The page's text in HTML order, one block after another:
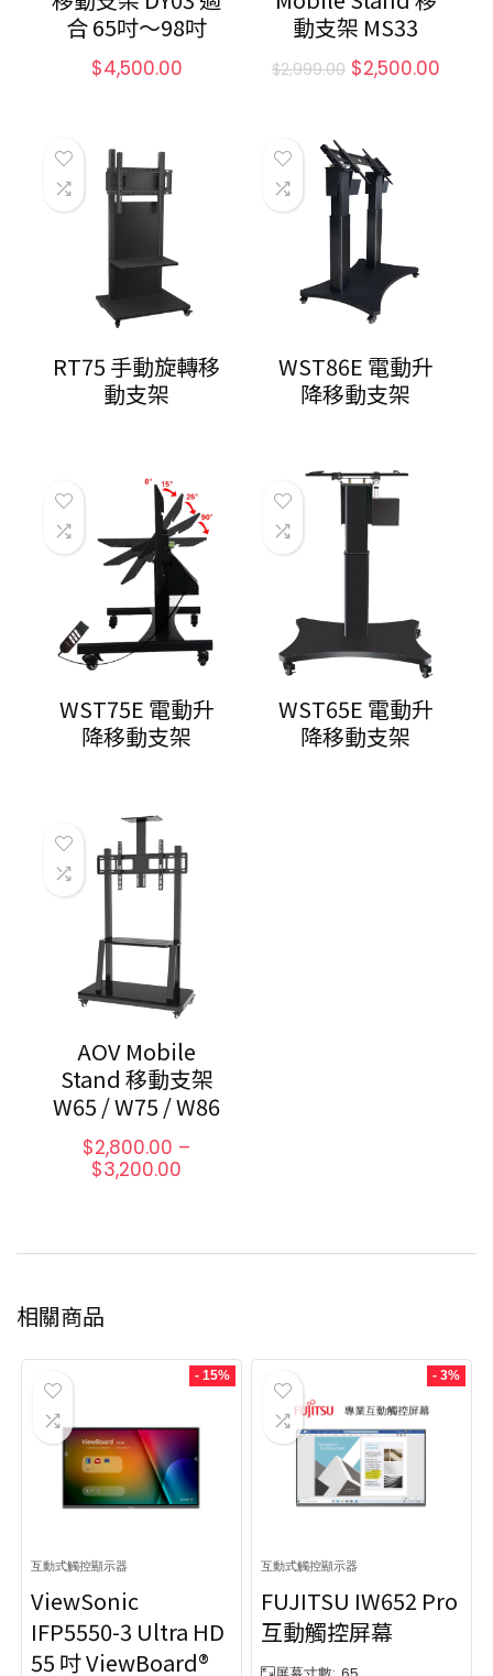
合 65吋～98吋
$4,500.00
動支架 MS33
$2,999.00 $2,500.00
RT75 手動旋轉移
動支架
WST86E 電動升
降移動支架
WST75E 電動升
降移動支架
WST65E 電動升
降移動支架
AOV Mobile
Stand 移動支架
W65 / W75 / W86
$2,800.00 –
$3,200.00
相關商品
- 15%
互動式觸控顯示器
ViewSonic
IFP5550-3 Ultra HD
55 吋 ViewBoard®
- 3%
互動式觸控顯示器
FUJITSU IW652 Pro
互動觸控屏幕